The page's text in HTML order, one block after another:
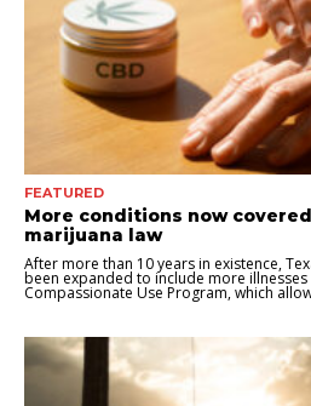
FEATURED
More conditions now
marijuana law
After more than 10 years in existence,
been expanded to include more
Compassionate Use Program, which